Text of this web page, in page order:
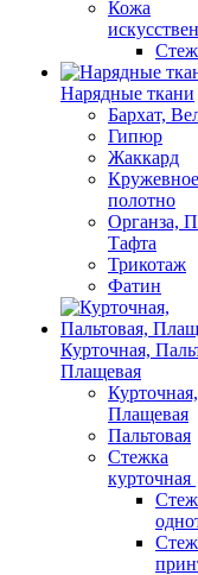
Кожа
Нарядные ткани
Бархат,
Гипюр
Жаккард
Кружевное
полотно
Органза,
Тафта
Трикотаж
Фатин
Курточная,
Плащевая
Курточная,
Плащевая
Пальтовая
Стежка
курточная